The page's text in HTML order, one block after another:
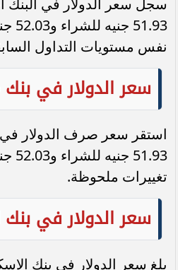
نفس مستويات التداول
سعر الدولار في
استقر سعر صرف الدولار
تغييرات ملحوظة.
سعر الدولار في بنك